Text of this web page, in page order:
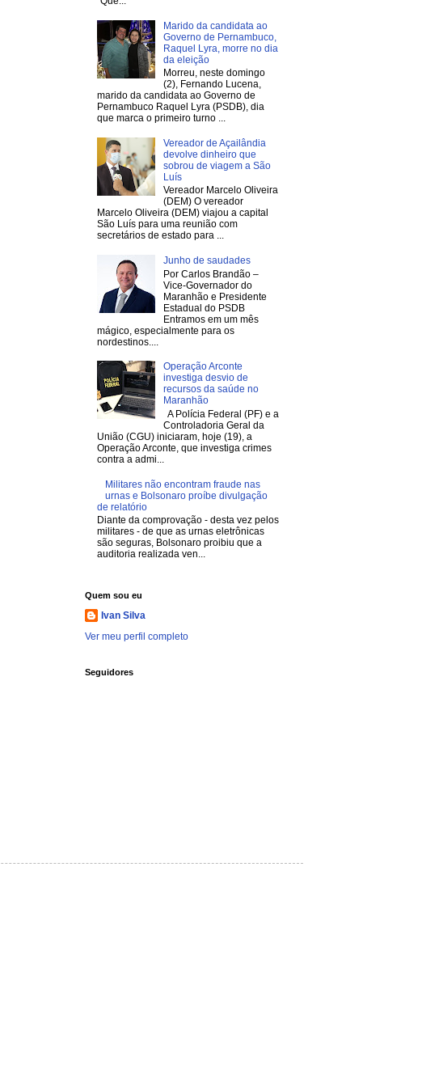
Marido da candidata ao
Governo de Pernambuco,
Raquel Lyra, morre no dia
da eleição
Morreu, neste domingo
(2), Fernando Lucena,
marido da candidata ao Governo de
Pernambuco Raquel Lyra (PSDB), dia
que marca o primeiro turno ...
Vereador de Açailândia
devolve dinheiro que
sobrou de viagem a São
Luís
Vereador Marcelo Oliveira
(DEM) O vereador
Marcelo Oliveira (DEM) viajou a capital
São Luís para uma reunião com
secretários de estado para ...
Junho de saudades
Por Carlos Brandão –
Vice-Governador do
Maranhão e Presidente
Estadual do PSDB
Entramos em um mês
mágico, especialmente para os
nordestinos....
Operação Arconte
investiga desvio de
recursos da saúde no
Maranhão
A Polícia Federal (PF) e a
Controladoria Geral da
União (CGU) iniciaram, hoje (19), a
Operação Arconte, que investiga crimes
contra a admi...
Militares não encontram fraude nas
urnas e Bolsonaro proíbe divulgação
de relatório
Diante da comprovação - desta vez pelos
militares - de que as urnas eletrônicas
são seguras, Bolsonaro proibiu que a
auditoria realizada ven...
Quem sou eu
Ivan Silva
Ver meu perfil completo
Seguidores